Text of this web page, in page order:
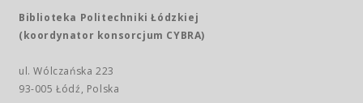
Biblioteka Politechniki Łódzkiej
(koordynator konsorcjum CYBRA)
ul. Wólczańska 223
93-005 Łódź, Polska